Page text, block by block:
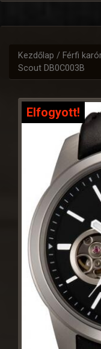
Kezdőlap / Férfi
Scout DB0C003B
Elfogyott!